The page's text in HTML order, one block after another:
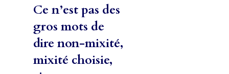
Ce n’est pas des
gros mots de
dire non-mixité,
mixité choisie,